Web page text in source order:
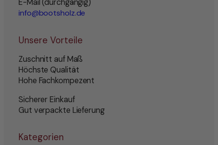
E-Mail (durchgängig)
info@bootsholz.de
Unsere Vorteile
Zuschnitt auf Maß
Höchste Qualität
Hohe Fachkompezent
Sicherer Einkauf
Gut verpackte Lieferung
Kategorien